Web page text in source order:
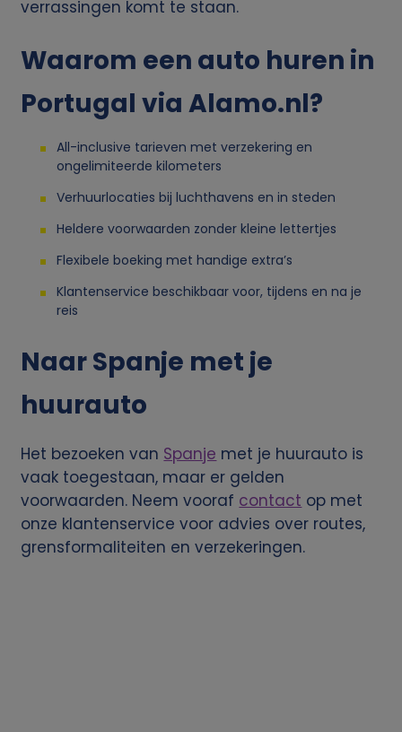
verrassingen komt te staan.
Waarom een auto huren in
Portugal via Alamo.nl?
All-inclusive tarieven met verzekering en
ongelimiteerde kilometers
Verhuurlocaties bij luchthavens en in steden
Heldere voorwaarden zonder kleine lettertjes
Flexibele boeking met handige extra’s
Klantenservice beschikbaar voor, tijdens en na je
reis
Naar Spanje met je
huurauto
Het bezoeken van Spanje met je huurauto is
vaak toegestaan, maar er gelden
voorwaarden. Neem vooraf contact op met
onze klantenservice voor advies over routes,
grensformaliteiten en verzekeringen.
e
r
e
g
e